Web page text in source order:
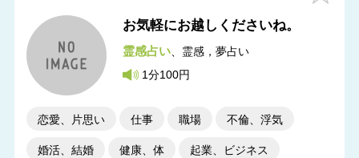
お気軽にお越しくださいね。
霊感占い
霊感，夢占い
1分100円
恋愛、片思い 仕事 職場 不倫、浮気
婚活、結婚 健康、体 起業、ビジネス